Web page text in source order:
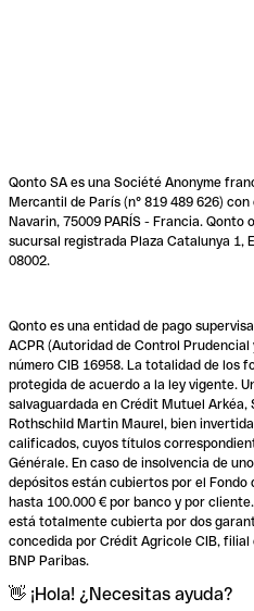
Qonto SA es una Société Anonyme
Mercantil de París (n° 819 489 626)
Navarin, 75009 PARÍS - Francia. Qonto
sucursal registrada Plaza Catalunya 1,
08002.
Qonto es una entidad de pago
ACPR (Autoridad de Control
número CIB 16958. La totalidad de los
protegida de acuerdo a la ley vigente.
salvaguardada en Crédit Mutuel
Rothschild Martin Maurel, bien
calificados, cuyos títulos
Générale. En caso de insolvencia de
depósitos están cubiertos por el Fondo
hasta 100.000 € por banco y por
está totalmente cubierta por dos
concedida por Crédit Agricole CIB,
BNP Paribas.
👋 ¡Hola! ¿Necesitas ayuda?